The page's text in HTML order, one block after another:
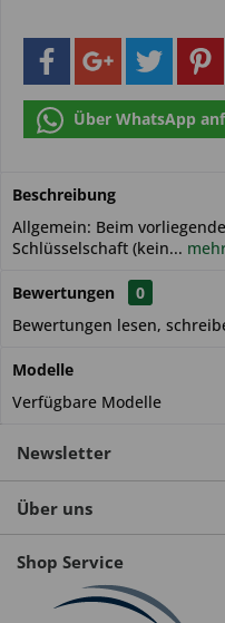
Über WhatsApp
Beschreibung
Allgemein: Beim
Schlüsselschaft (kein...
Bewertungen
0
Bewertungen lesen,
Modelle
Verfügbare Modelle
Newsletter
Über uns
Shop Service